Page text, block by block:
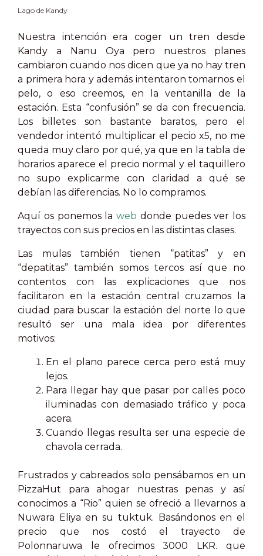
Lago de Kandy
Nuestra intención era coger un tren desde
Kandy a Nanu Oya pero nuestros planes
cambiaron cuando nos dicen que ya no hay tren
a primera hora y además intentaron tomarnos el
pelo, o eso creemos, en la ventanilla de la
estación. Esta “confusión” se da con frecuencia.
Los billetes son bastante baratos, pero el
vendedor intentó multiplicar el pecio x5, no me
queda muy claro por qué, ya que en la tabla de
horarios aparece el precio normal y el taquillero
no supo explicarme con claridad a qué se
debían las diferencias. No lo compramos.
Aquí os ponemos la web donde puedes ver los
trayectos con sus precios en las distintas clases.
Las mulas también tienen “patitas” y en
“depatitas” también somos tercos así que no
contentos con las explicaciones que nos
facilitaron en la estación central cruzamos la
ciudad para buscar la estación del norte lo que
resultó ser una mala idea por diferentes
motivos:
En el plano parece cerca pero está muy
lejos.
Para llegar hay que pasar por calles poco
iluminadas con demasiado tráfico y poca
acera.
Cuando llegas resulta ser una especie de
chavola cerrada.
Frustrados y cabreados solo pensábamos en un
PizzaHut para ahogar nuestras penas y así
conocimos a “Rio” quien se ofreció a llevarnos a
Nuwara Eliya en su tuktuk. Basándonos en el
precio que nos costó el trayecto de
Polonnaruwa le ofrecimos 3000 LKR. que